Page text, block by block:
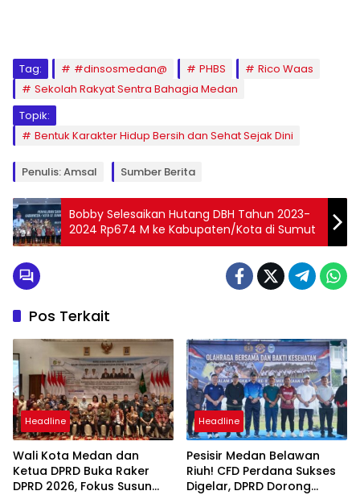
Tag: #dinsosmedan@ PHBS
Rico Waas
Sekolah Rakyat Sentra Bahagia Medan
Topik:
Bentuk Karakter Hidup Bersih dan Sehat Sejak Dini
Penulis: Amsal Sumber Berita
Bobby Selesaikan Hutang DBH Tahun 2023-
2024 Rp674 M ke Kabupaten/Kota di Sumut
Pos Terkait
Headline
Wali Kota Medan dan
Ketua DPRD Buka Raker
DPRD 2026, Fokus Susun
Headline
Pesisir Medan Belawan
Riuh! CFD Perdana Sukses
Digelar, DPRD Dorong